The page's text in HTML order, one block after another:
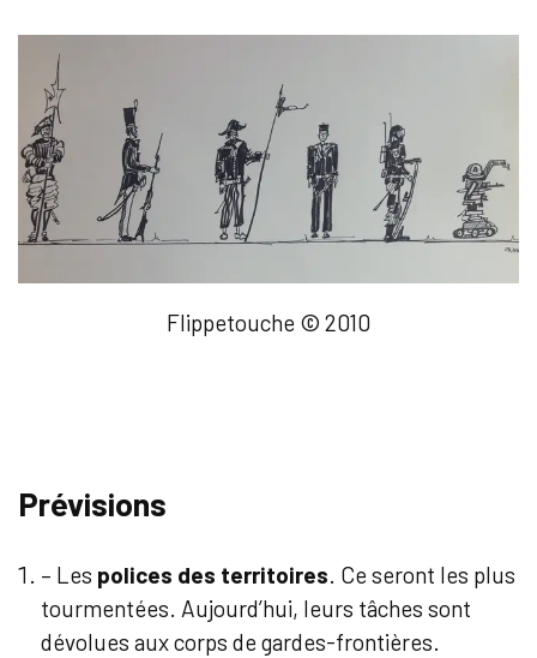
Flippetouche © 2010
Prévisions
– Les polices des territoires. Ce seront les plus
tourmentées. Aujourd’hui, leurs tâches sont
dévolues aux corps de gardes-frontières.